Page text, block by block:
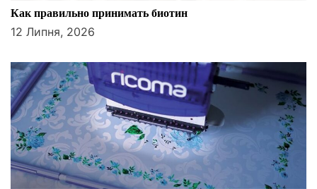
Как правильно принимать биотин
12 Липня, 2026